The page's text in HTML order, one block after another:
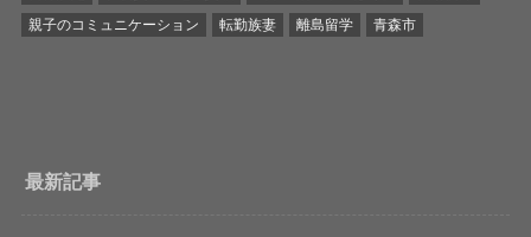
親子のコミュニケーション
転勤族妻 離島留学 青森市
最新記事